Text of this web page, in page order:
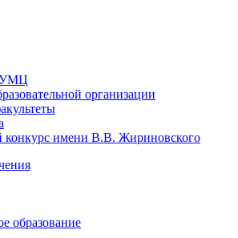
УМЦ
организации
конкурс имени В.В. Жириновского
образование